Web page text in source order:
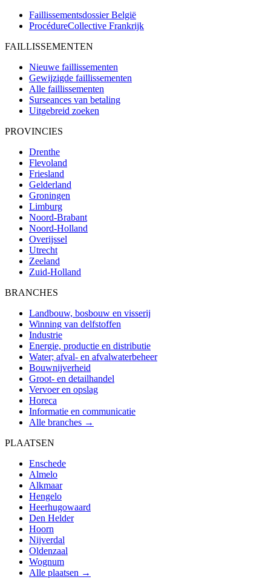
Faillissementsdossier België
ProcédureCollective Frankrijk
FAILLISSEMENTEN
Nieuwe faillissementen
Gewijzigde faillissementen
Alle faillissementen
Surseances van betaling
Uitgebreid zoeken
PROVINCIES
Drenthe
Flevoland
Friesland
Gelderland
Groningen
Limburg
Noord-Brabant
Noord-Holland
Overijssel
Utrecht
Zeeland
Zuid-Holland
BRANCHES
Landbouw, bosbouw en visserij
Winning van delfstoffen
Industrie
Energie, productie en distributie
Water; afval- en afvalwaterbeheer
Bouwnijverheid
Groot- en detailhandel
Vervoer en opslag
Horeca
Informatie en communicatie
Alle branches →
PLAATSEN
Enschede
Almelo
Alkmaar
Hengelo
Heerhugowaard
Den Helder
Hoorn
Nijverdal
Oldenzaal
Wognum
Alle plaatsen →